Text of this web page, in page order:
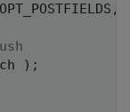
,
) ;